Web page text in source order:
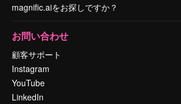
magnific.aiをお探しですか？
お問い合わせ
顧客サポート
Instagram
YouTube
LinkedIn